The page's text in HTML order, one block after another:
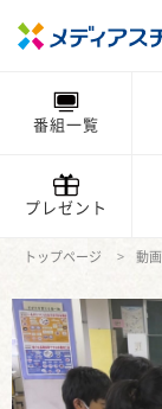
番組一覧
プレゼント
トップページ 動